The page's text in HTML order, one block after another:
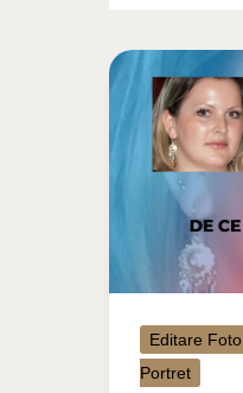
Editare Foto
Portret